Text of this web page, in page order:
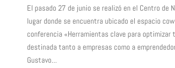
El pasado 27 de junio se realizó en el Centro de
lugar donde se encuentra ubicado el espacio
conferencia «Herramientas clave para optimizar
destinada tanto a empresas como a
Gustavo...